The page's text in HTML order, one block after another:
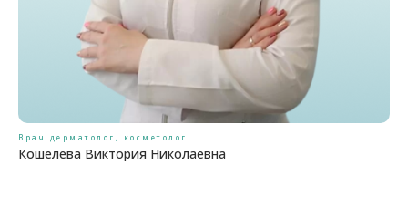
Врач дерматолог, косметолог
Кошелева Виктория Николаевна